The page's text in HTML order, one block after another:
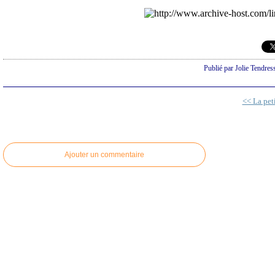
Publié par Jolie
<< La
Ajouter un commentaire